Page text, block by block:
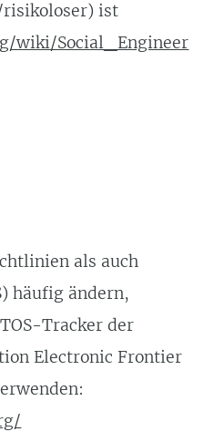
ist
wiki/Social_Engineer
als auch
häufig ändern,
Tracker der
Electronic Frontier